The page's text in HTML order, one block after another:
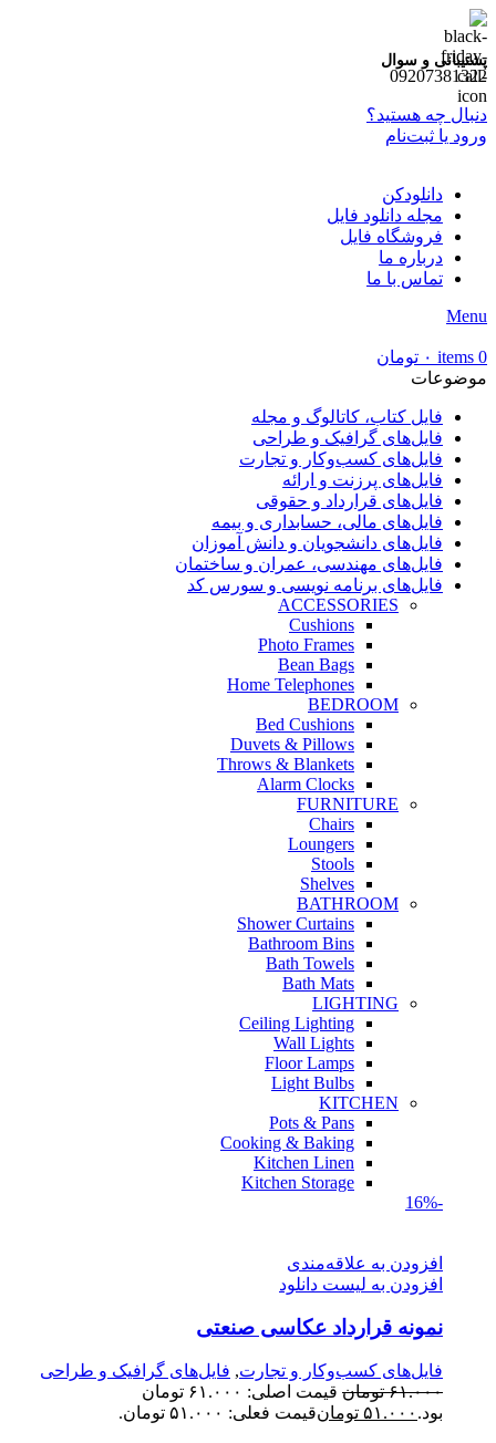
پشتیبانی و سوال
09207381322
دنبال چه هستید؟
ورود یا ثبت‌نام
دانلودکن
مجله دانلود فایل
فروشگاه فایل
درباره ما
تماس با ما
Menu
0
items ۰ تومان
موضوعات
فایل کتاب، کاتالوگ و مجله
فایل‌های گرافیک و طراحی
فایل‌های کسب‌وکار و تجارت
فایل‌های پرزنت و ارائه
فایل‌های قرارداد و حقوقی
فایل‌های مالی، حسابداری و بیمه
فایل‌های دانشجویان و دانش آموزان
فایل‌های مهندسی، عمران و ساختمان
فایل‌های برنامه نویسی و سورس کد
ACCESSORIES
Cushions
Photo Frames
Bean Bags
Home Telephones
BEDROOM
Bed Cushions
Duvets & Pillows
Throws & Blankets
Alarm Clocks
FURNITURE
Chairs
Loungers
Stools
Shelves
BATHROOM
Shower Curtains
Bathroom Bins
Bath Towels
Bath Mats
LIGHTING
Ceiling Lighting
Wall Lights
Floor Lamps
Light Bulbs
KITCHEN
Pots & Pans
Cooking & Baking
Kitchen Linen
Kitchen Storage
-16%
افزودن به علاقه‌مندی
افزودن به لیست دانلود
نمونه قرارداد عکاسی صنعتی
فایل‌های کسب‌وکار و تجارت, فایل‌های گرافیک و طراحی
۶۱.۰۰۰ تومان
قیمت اصلی: ۶۱.۰۰۰ تومان
بود. ۵۱.۰۰۰ تومانقیمت فعلی: ۵۱.۰۰۰ تومان.